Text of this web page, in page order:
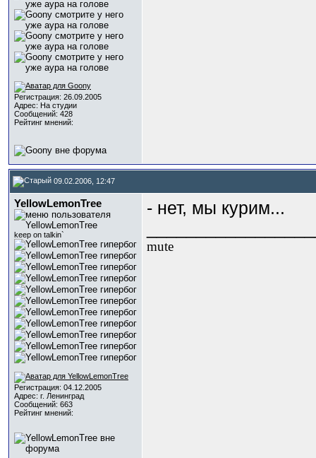
Регистрация: 26.09.2005
Адрес: На студии
Сообщений: 428
Рейтинг мнений:
09.02.2006, 12:47
YellowLemоnTree
keep on talkin`
Регистрация: 04.12.2005
Адрес: г. Ленинград
Сообщений: 663
Рейтинг мнений:
- нет, мы курим...
mute